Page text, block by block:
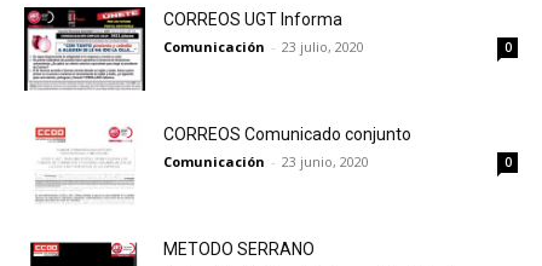
CORREOS UGT Informa
Comunicación - 23 julio, 2020 0
CORREOS Comunicado conjunto
Comunicación - 23 junio, 2020 0
METODO SERRANO